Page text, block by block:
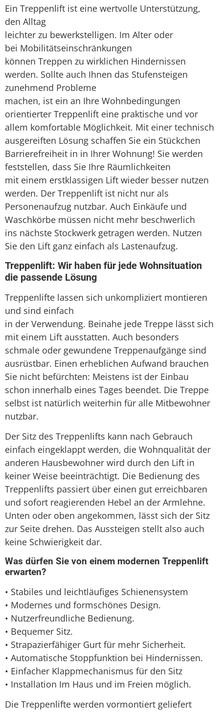
Treppenlift mieten
Ein Treppenlift ist eine wertvolle Unterstützung,
den Alltag
leichter zu bewerkstelligen. Im Alter oder
bei Mobilitätseinschränkungen
können Treppen zu wirklichen Hindernissen
werden. Sollte auch Ihnen das Stufensteigen
zunehmend Probleme
machen, ist ein an Ihre Wohnbedingungen
orientierter Treppenlift eine praktische und vor
allem komfortable Möglichkeit. Mit einer technisch
ausgereiften Lösung schaffen Sie ein Stückchen
Barrierefreiheit in in Ihrer Wohnung! Sie werden
feststellen, dass Sie Ihre Räumlichkeiten
mit einem erstklassigen Lift wieder besser nutzen
werden. Der Treppenlift ist nicht nur als
Personenaufzug nutzbar. Auch Einkäufe und
Waschkörbe müssen nicht mehr beschwerlich
ins nächste Stockwerk getragen werden. Nutzen
Sie den Lift ganz einfach als Lastenaufzug.
Treppenlift: Wir haben für jede Wohnsituation
die passende Lösung
Treppenlifte lassen sich unkompliziert montieren
und sind einfach
in der Verwendung. Beinahe jede Treppe lässt sich
mit einem Lift ausstatten. Auch besonders
schmale oder gewundene Treppenaufgänge sind
ausrüstbar. Einen erheblichen Aufwand brauchen
Sie nicht befürchten: Meistens ist der Einbau
schon innerhalb eines Tages beendet. Die Treppe
selbst ist natürlich weiterhin für alle Mitbewohner
nutzbar.
Der Sitz des Treppenlifts kann nach Gebrauch
einfach eingeklappt werden, die Wohnqualität der
anderen Hausbewohner wird durch den Lift in
keiner Weise beeinträchtigt. Die Bedienung des
Treppenlifts passiert über einen gut erreichbaren
und sofort reagierenden Hebel an der Armlehne.
Unten oder oben angekommen, lässt sich der Sitz
zur Seite drehen. Das Aussteigen stellt also auch
keine Schwierigkeit dar.
Was dürfen Sie von einem modernen Treppenlift
erwarten?
• Stabiles und leichtläufiges Schienensystem
• Modernes und formschönes Design.
• Nutzerfreundliche Bedienung.
• Bequemer Sitz.
• Strapazierfähiger Gurt für mehr Sicherheit.
• Automatische Stoppfunktion bei Hindernissen.
• Einfacher Klappmechanismus für den Sitz
• Installation Im Haus und im Freien möglich.
Die Treppenlifte werden vormontiert geliefert